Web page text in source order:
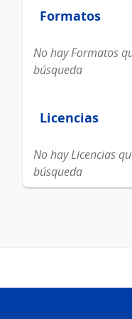
Formatos
Formatos
No hay Formatos
búsqueda
Licencias
Licencias
No hay Licencias
búsqueda